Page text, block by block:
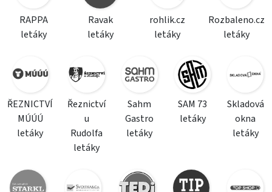
RAPPA
letáky
Ravak
letáky
rohlik.cz
letáky
Rozbaleno.cz
letáky
ŘEZNICTVÍ
MÚÚÚ
letáky
Řeznictví
u
Rudolfa
letáky
Sahm
Gastro
letáky
SAM 73
letáky
Skladová
okna
letáky